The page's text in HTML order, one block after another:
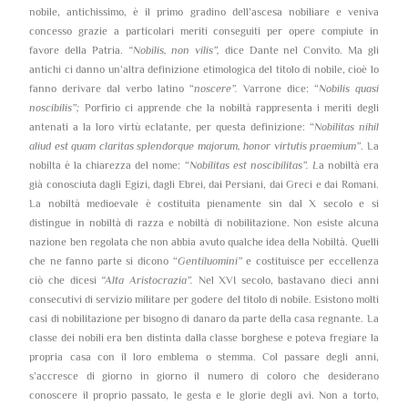
nobile, antichissimo, è il primo gradino dell’ascesa nobiliare e veniva
concesso grazie a particolari meriti conseguiti per opere compiute in
favore della Patria. “Nobilis, non vilis”, dice Dante nel Convito. Ma gli
antichi ci danno un’altra definizione etimologica del titolo di nobile, cioè lo
fanno derivare dal verbo latino “noscere”. Varrone dice: “Nobilis quasi
noscibilis”; Porfirio ci apprende che la nobiltà rappresenta i meriti degli
antenati a la loro virtù eclatante, per questa definizione: “Nobilitas nihil
aliud est quam claritas splendorque majorum, honor virtutis praemium”. La
nobilta è la chiarezza del nome: “Nobilitas est noscibilitas”. La nobiltà era
già conosciuta dagli Egizi, dagli Ebrei, dai Persiani, dai Greci e dai Romani.
La nobiltà medioevale è costituita pienamente sin dal X secolo e si
distingue in nobiltà di razza e nobiltà di nobilitazione. Non esiste alcuna
nazione ben regolata che non abbia avuto qualche idea della Nobiltà. Quelli
che ne fanno parte si dicono “Gentiluomini”e costituisce per eccellenza
ciò che dicesi “Alta Aristocrazia”. Nel XVI secolo, bastavano dieci anni
consecutivi di servizio militare per godere del titolo di nobile. Esistono molti
casi di nobilitazione per bisogno di danaro da parte della casa regnante. La
classe dei nobili era ben distinta dalla classe borghese e poteva fregiare la
propria casa con il loro emblema o stemma. Col passare degli anni,
s’accresce di giorno in giorno il numero di coloro che desiderano
conoscere il proprio passato, le gesta e le glorie degli avi. Non a torto,